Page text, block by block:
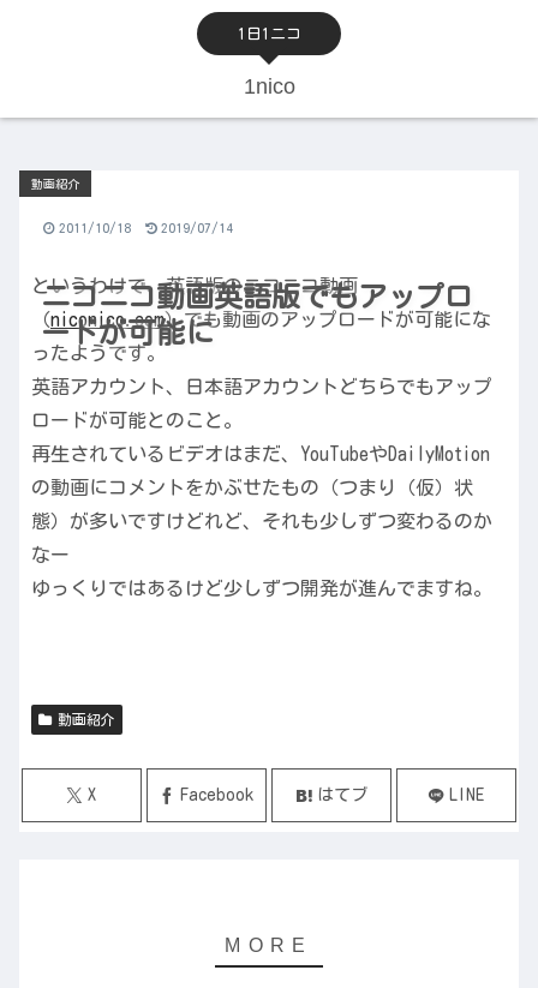
1日1ニコ
1nico
ニコニコ動画英語版でもアップロ
ードが可能に
動画紹介
2011/10/18 2019/07/14
というわけで、英語版のニコニコ動画
（niconico.com）でも動画のアップロードが可能にな
ったようです。
英語アカウント、日本語アカウントどちらでもアップ
ロードが可能とのこと。
再生されているビデオはまだ、YouTubeやDailyMotion
の動画にコメントをかぶせたもの（つまり（仮）状
態）が多いですけどれど、それも少しずつ変わるのか
なー
ゆっくりではあるけど少しずつ開発が進んでますね。
動画紹介
X Facebook はてブ LINE